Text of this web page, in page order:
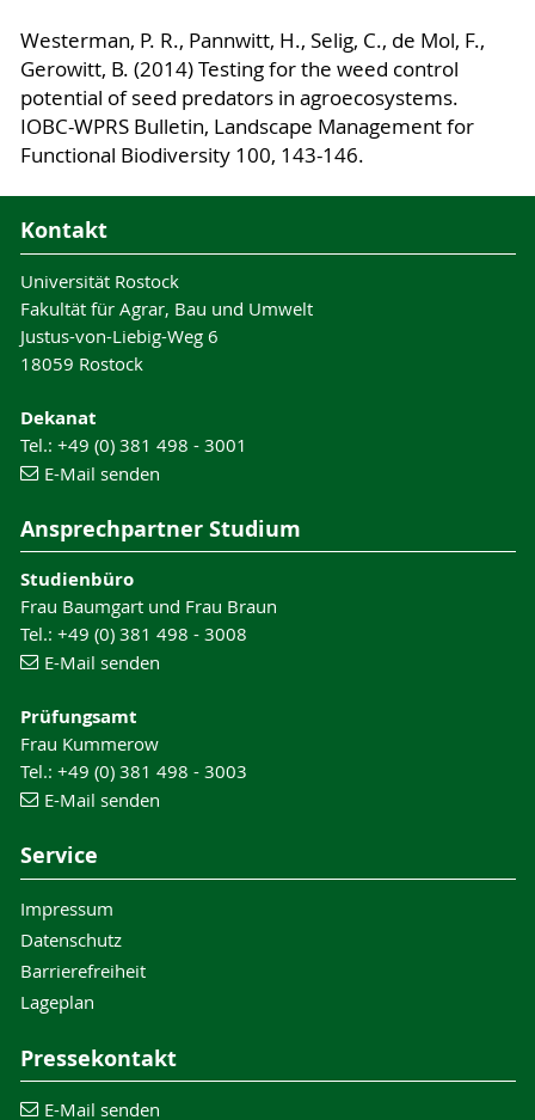
Westerman, P. R., Pannwitt, H., Selig, C., de Mol, F.,
Gerowitt, B. (2014) Testing for the weed control
potential of seed predators in agroecosystems.
IOBC-WPRS Bulletin, Landscape Management for
Functional Biodiversity 100, 143-146.
Kontakt
Universität Rostock
Fakultät für Agrar, Bau und Umwelt
Justus-von-Liebig-Weg 6
18059 Rostock
Dekanat
Tel.: +49 (0) 381 498 - 3001
E-Mail senden
Ansprechpartner Studium
Studienbüro
Frau Baumgart und Frau Braun
Tel.: +49 (0) 381 498 - 3008
E-Mail senden
Prüfungsamt
Frau Kummerow
Tel.: +49 (0) 381 498 - 3003
E-Mail senden
Service
Impressum
Datenschutz
Barrierefreiheit
Lageplan
Pressekontakt
E-Mail senden